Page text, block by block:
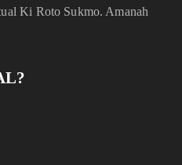
Ki Roto Sukmo. Amanah